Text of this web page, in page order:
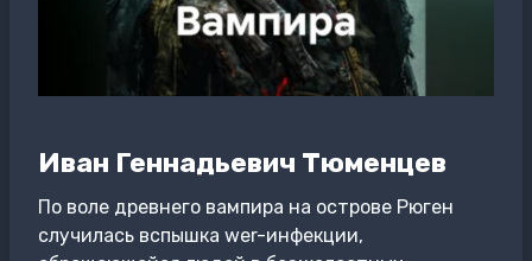
Иван Геннадьевич Тюменцев
По воле древнего вампира на острове Рюген
случилась вспышка wer-инфекции,